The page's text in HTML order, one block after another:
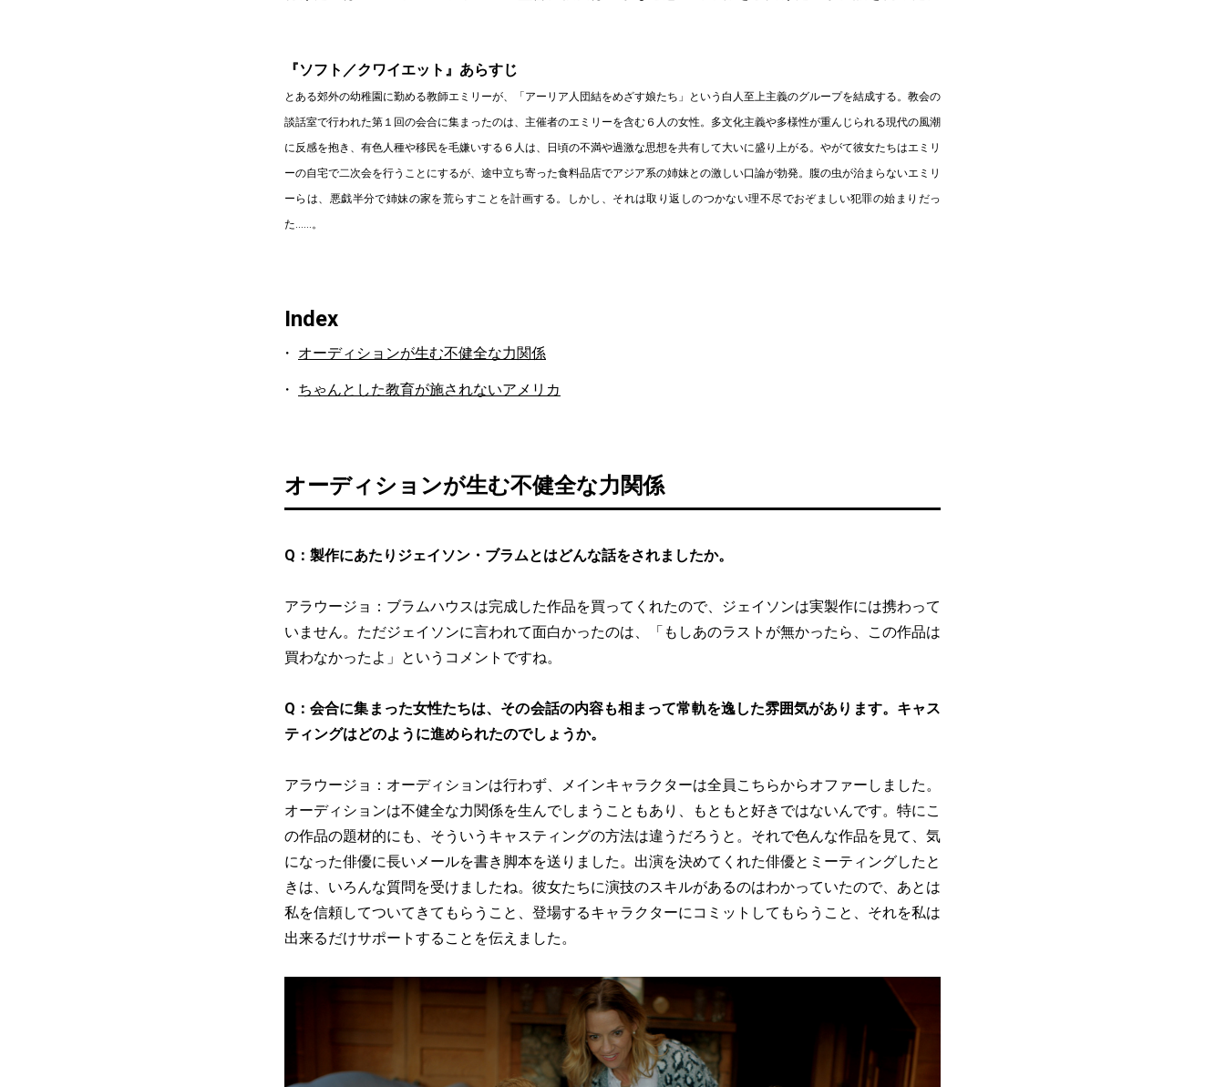
『ソフト／クワイエット』あらすじ
とある郊外の幼稚園に勤める教師エミリーが、「アーリア人団結をめざす娘たち」という白人至上主義のグループを結成する。教会の
談話室で行われた第１回の会合に集まったのは、主催者のエミリーを含む６人の女性。多文化主義や多様性が重んじられる現代の風潮
に反感を抱き、有色人種や移民を毛嫌いする６人は、日頃の不満や過激な思想を共有して大いに盛り上がる。やがて彼女たちはエミリ
ーの自宅で二次会を行うことにするが、途中立ち寄った食料品店でアジア系の姉妹との激しい口論が勃発。腹の虫が治まらないエミリ
ーらは、悪戯半分で姉妹の家を荒らすことを計画する。しかし、それは取り返しのつかない理不尽でおぞましい犯罪の始まりだっ
た……。
Index
オーディションが生む不健全な力関係
ちゃんとした教育が施されないアメリカ
オーディションが生む不健全な力関係
Q：製作にあたりジェイソン・ブラムとはどんな話をされましたか。
アラウージョ：ブラムハウスは完成した作品を買ってくれたので、ジェイソンは実製作には携わって
いません。ただジェイソンに言われて面白かったのは、「もしあのラストが無かったら、この作品は
買わなかったよ」というコメントですね。
Q：会合に集まった女性たちは、その会話の内容も相まって常軌を逸した雰囲気があります。キャス
ティングはどのように進められたのでしょうか。
アラウージョ：オーディションは行わず、メインキャラクターは全員こちらからオファーしました。
オーディションは不健全な力関係を生んでしまうこともあり、もともと好きではないんです。特にこ
の作品の題材的にも、そういうキャスティングの方法は違うだろうと。それで色んな作品を見て、気
になった俳優に長いメールを書き脚本を送りました。出演を決めてくれた俳優とミーティングしたと
きは、いろんな質問を受けましたね。彼女たちに演技のスキルがあるのはわかっていたので、あとは
私を信頼してついてきてもらうこと、登場するキャラクターにコミットしてもらうこと、それを私は
出来るだけサポートすることを伝えました。